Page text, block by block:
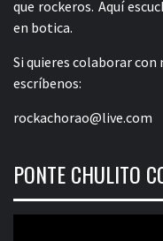
que rockeros. Aquí
en botica.
Si quieres colaborar
escríbenos:
rockachorao@live.com
PONTE CHULITO